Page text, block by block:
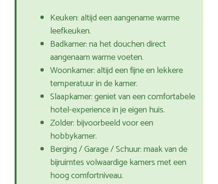
Keuken: altijd een aangename warme
leefkeuken.
Badkamer: na het douchen direct
aangenaam warme voeten.
Woonkamer: altijd een fijne en lekkere
temperatuur in de kamer.
Slaapkamer: geniet van een comfortabele
hotel-experience in je eigen huis.
Zolder: bijvoorbeeld voor een
hobbykamer.
Berging / Garage / Schuur: maak van de
bijruimtes volwaardige kamers met een
hoog comfortniveau.